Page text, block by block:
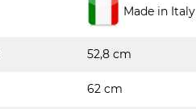
Made in Italy
52,8 cm
62 cm